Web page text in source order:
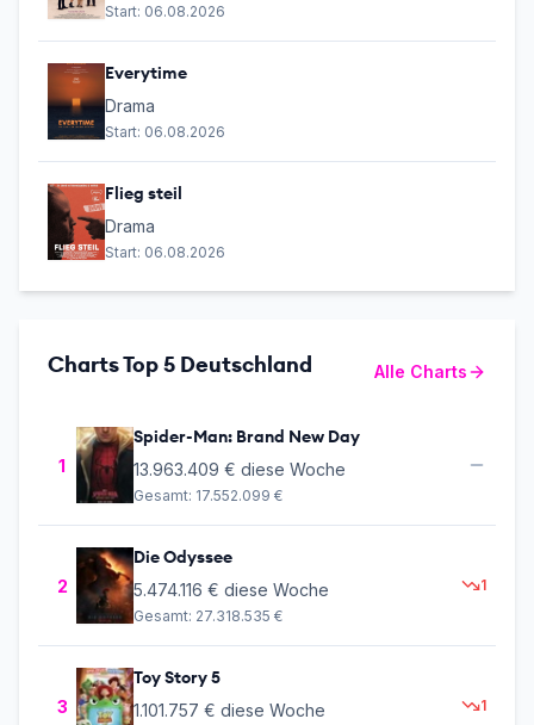
Start: 06.08.2026
Everytime
Drama
Start: 06.08.2026
Flieg steil
Drama
Start: 06.08.2026
Charts Top 5 Deutschland Alle Charts
1
Spider-Man: Brand New Day
13.963.409 € diese Woche
Gesamt: 17.552.099 €
2
Die Odyssee
5.474.116 € diese Woche
Gesamt: 27.318.535 €
1
3
Toy Story 5
1.101.757 € diese Woche 1